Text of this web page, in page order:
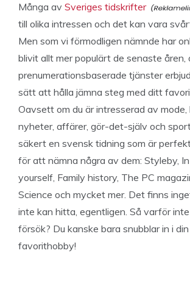
Många av Sveriges tidskrifter
till olika intressen och det kan vara
Men som vi förmodligen nämnde har
blivit allt mer populärt de senaste åren,
prenumerationsbaserade tjänster
sätt att hålla jämna steg med ditt
Oavsett om du är intresserad av mode,
nyheter, affärer, gör-det-själv och
säkert en svensk tidning som är
för att nämna några av dem: Styleby,
yourself, Family history, The PC
Science och mycket mer. Det finns
inte kan hitta, egentligen. Så varför
försök? Du kanske bara snubblar in i
favorithobby!